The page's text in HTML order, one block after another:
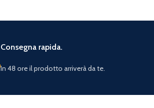
Consegna rapida.
In 48 ore il prodotto arriverà da te.